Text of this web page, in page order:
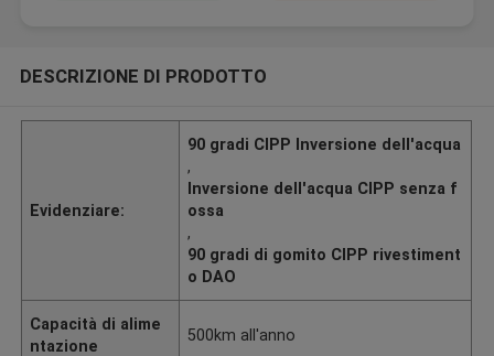
DESCRIZIONE DI PRODOTTO
Evidenziare:
90 gradi CIPP Inversione dell'acqua
,
Inversione dell'acqua CIPP senza f
ossa
,
90 gradi di gomito CIPP rivestiment
o DAO
Capacità di alime
ntazione
500km all'anno